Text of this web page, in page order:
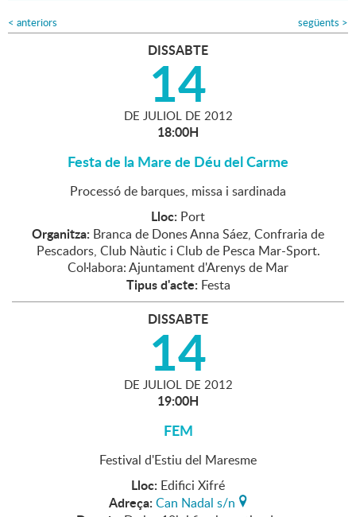
< anteriors següents >
DISSABTE
14
DE JULIOL DE 2012
18:00H
Festa de la Mare de Déu del Carme
Processó de barques, missa i sardinada
Lloc: Port
Organitza: Branca de Dones Anna Sáez, Confraria de
Pescadors, Club Nàutic i Club de Pesca Mar-Sport.
Col·labora: Ajuntament d'Arenys de Mar
Tipus d'acte: Festa
DISSABTE
14
DE JULIOL DE 2012
19:00H
FEM
Festival d'Estiu del Maresme
Lloc: Edifici Xifré
Adreça: Can Nadal s/n